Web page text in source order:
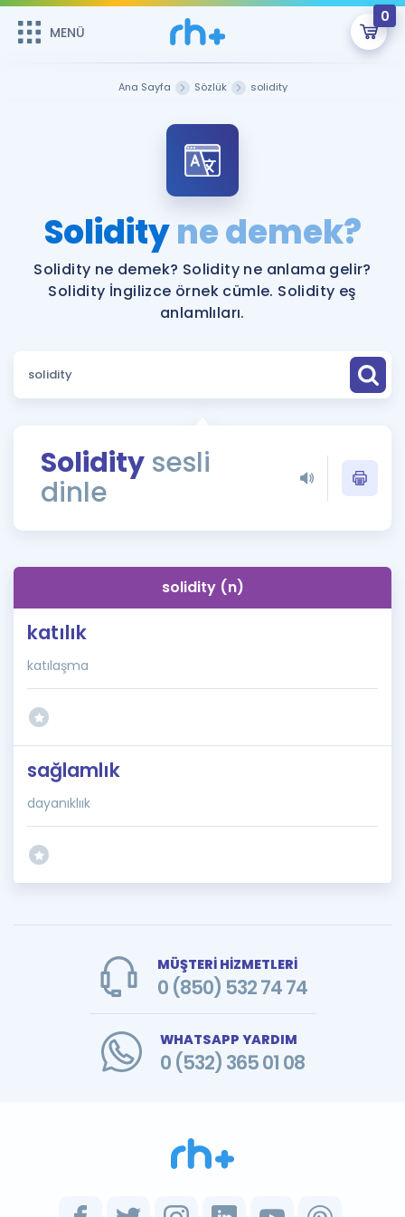
MENÜ
0
Şifremi Hatırlamıyorum
ÜYE DEĞİLİM
Sepetin Şu An Boş.
Remzi Hoca ile seni sınava hazırlayacak onlarca eğitim seni
bekliyor!
MENÜ
Katılımcı Görüşleri
Faydalı Araçlar
Sözlük
Rehberlik Aracı
ÖSYM Sınav Takvimi
İngilizce Gramer
Hakkımızda
Ana Sayfa Sözlük solidity
Solidityne demek?
Solidity ne demek? Solidity ne anlama gelir?
Solidity İngilizce örnek cümle. Solidity eş
anlamlıları.
Solidity sesli
dinle
solidity (n)
katılık
katılaşma
sağlamlık
dayanıklıık
MÜŞTERİ HİZMETLERİ
0 (850) 532 74 74
WHATSAPP YARDIM
0 (532) 365 01 08